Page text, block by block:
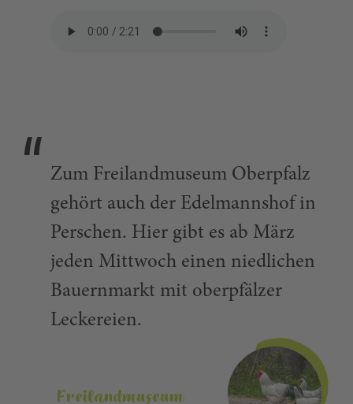
oberpfälzer Landschaft, setz dich ins Wirtshaus
Zum Freilandmuseum Oberpfalz
gehört auch der Edelmannshof in
Perschen. Hier gibt es ab März
jeden Mittwoch einen niedlichen
Bauernmarkt mit oberpfälzer
Leckereien.
Freilandmuseum